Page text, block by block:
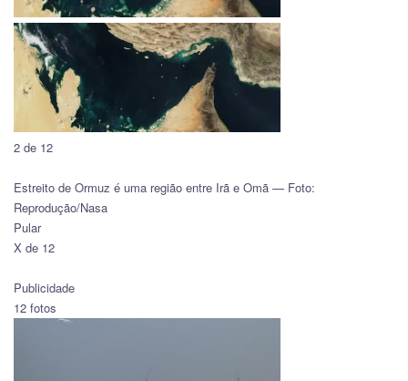
2 de 12
Estreito de Ormuz é uma região entre Irã e Omã — Foto:
Reprodução/Nasa
Pular
X de 12
Publicidade
12 fotos